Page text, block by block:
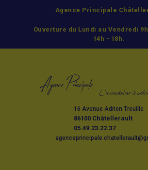
Agence Principale
Ouverture du Lundi au Vendredi
14h - 18h.
16 Avenue Adrien Treuille
86100 Châtellerault
05.49.23.22.37
LOUER
ESTIMATION ET
L’AGENCE
CONTACT